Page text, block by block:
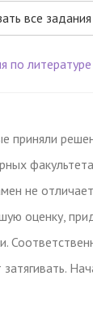
все задания
по литературе
приняли
не
оценку,